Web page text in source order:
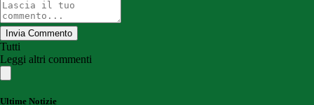
Invia Commento
Tutti
Leggi altri commenti
Ultime Notizie